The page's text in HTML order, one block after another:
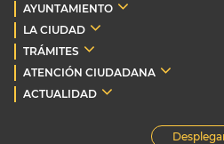
AYUNTAMIENTO
LA CIUDAD
TRÁMITES
ATENCIÓN CIUDADANA
ACTUALIDAD